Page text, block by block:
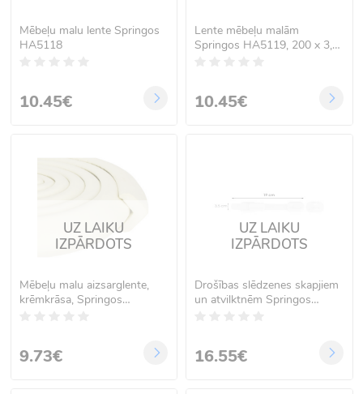
Mēbeļu malu lente Springos
HA5118
10.45€
Lente mēbeļu malām
Springos HA5119, 200 x 3,2
10.45€
UZ LAIKU
IZPĀRDOTS
Mēbeļu malu aizsarglente,
krēmkrāsa, Springos
9.73€
UZ LAIKU
IZPĀRDOTS
Drošības slēdzenes skapjiem
un atvilktnēm Springos
16.55€